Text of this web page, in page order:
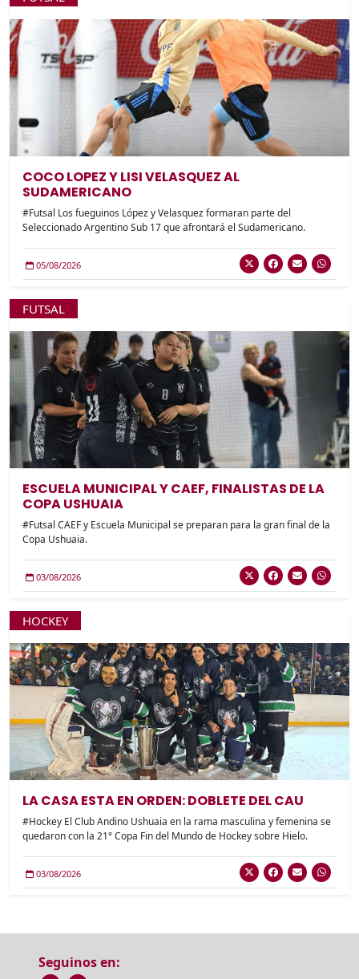
COCO LOPEZ Y LISI VELASQUEZ AL
SUDAMERICANO
#Futsal Los fueguinos López y Velasquez formaran parte del
Seleccionado Argentino Sub 17 que afrontará el Sudamericano.
05/08/2026
FUTSAL
ESCUELA MUNICIPAL Y CAEF, FINALISTAS DE LA
COPA USHUAIA
#Futsal CAEF y Escuela Municipal se preparan para la gran final de la
Copa Ushuaia.
03/08/2026
HOCKEY
LA CASA ESTA EN ORDEN: DOBLETE DEL CAU
#Hockey El Club Andino Ushuaia en la rama masculina y femenina se
quedaron con la 21° Copa Fin del Mundo de Hockey sobre Hielo.
03/08/2026
Seguinos en: